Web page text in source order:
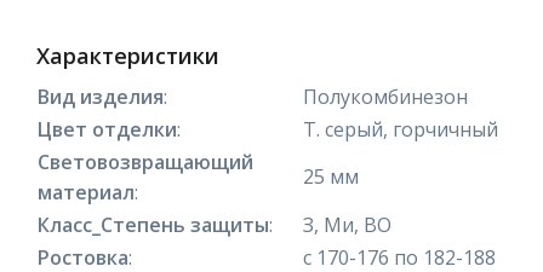
Характеристики
Вид изделия:
Полукомбинезон
Цвет отделки:
Т. серый, горчичный
Световозвращающий
материал:
25 мм
Класс_Степень защиты:
З, Ми, ВО
Ростовка:
с 170-176 по 182-188